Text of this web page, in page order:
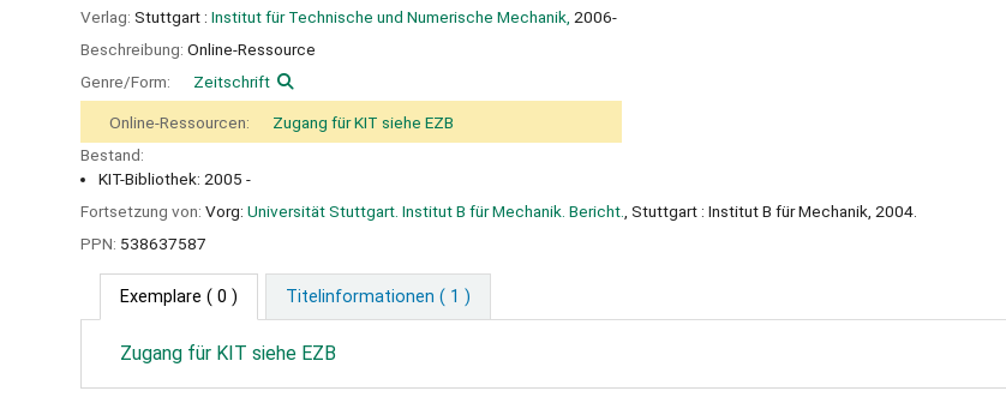
Verlag: Stuttgart : Institut für Technische und Numerische Mechanik, 2006-
Beschreibung: Online-Ressource
Genre/Form:
Zeitschrift
Online-Ressourcen:
Zugang für KIT siehe EZB
Bestand:
KIT-Bibliothek: 2005 -
Fortsetzung von: Vorg: Universität Stuttgart. Institut B für Mechanik. Bericht. , Stuttgart : Institut B für Mechanik, 2004.
PPN: 538637587
Exemplare ( 0 ) Titelinformationen ( 1 )
Zugang für KIT siehe EZB